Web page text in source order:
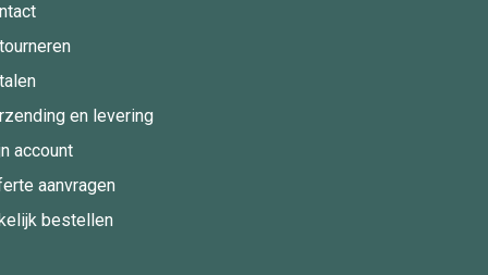
en levering
account
aanvragen
bestellen